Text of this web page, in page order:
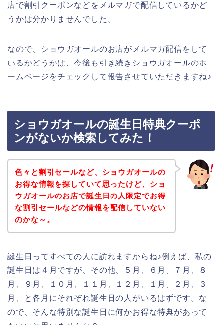
店で割引クーポンなどをメルマガで配信しているかど
うかは分かりませんでした。
なので、ショウガオールのお店がメルマガ配信をして
いるかどうかは、今後も引き続きショウガオールのホ
ームページをチェックして報告させていただきますね♪
ショウガオールの誕生日特典クーポ
ンがないか検索してみた！
色々と割引セールなど、ショウガオールの
お得な情報を探していて思ったけど、ショ
ウガオールのお店で誕生日の人限定でお得
な割引セールなどの情報を配信していない
のかな～。
誕生日ってすべての人に訪れますからね♪例えば、私の
誕生日は４月ですが、その他、５月、６月、７月、８
月、９月、１０月、１１月、１２月、１月、２月、３
月、と各月にそれぞれ誕生日の人がいるはずです。な
ので、そんな特別な誕生日に何かお得な特典があって